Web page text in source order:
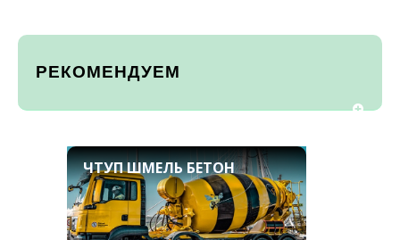
РЕКОМЕНДУЕМ
ЧТУП ШМЕЛЬ БЕТОН